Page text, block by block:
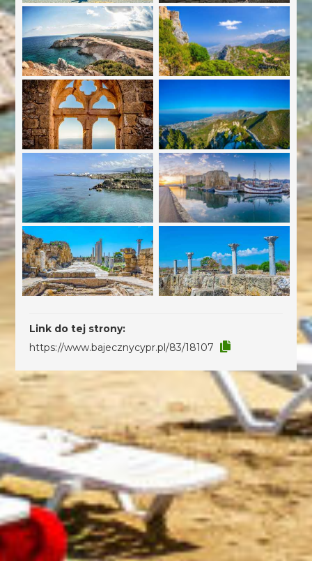
Link do tej strony:
https://www.bajecznycypr.pl/83/18107